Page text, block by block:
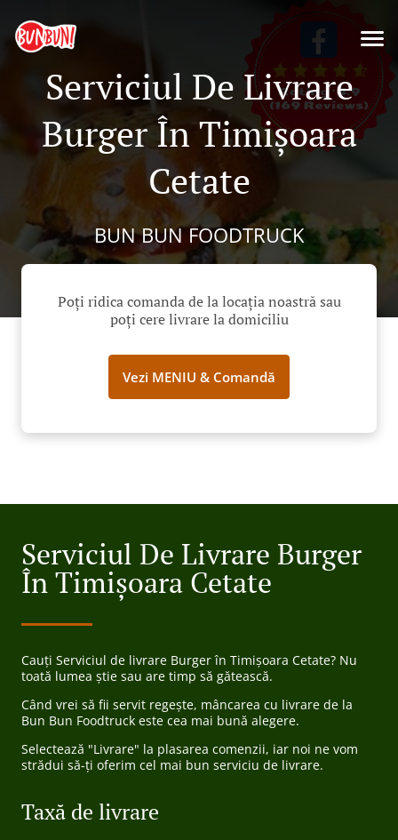
Serviciul De Livrare
Burger În Timișoara
Cetate
BUN BUN FOODTRUCK
Poți ridica comanda de la locația noastră sau
poți cere livrare la domiciliu
Vezi MENIU & Comandă
Serviciul De Livrare Burger
În Timișoara Cetate
Cauți Serviciul de livrare Burger în Timișoara Cetate? Nu
toată lumea știe sau are timp să gătească.
Când vrei să fii servit regește, mâncarea cu livrare de la
Bun Bun Foodtruck este cea mai bună alegere.
Selectează "Livrare" la plasarea comenzii, iar noi ne vom
strădui să-ți oferim cel mai bun serviciu de livrare.
Taxă de livrare